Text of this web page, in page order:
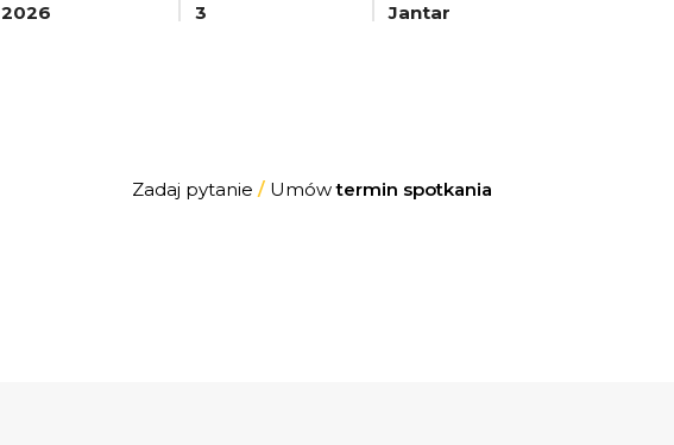
2026
3
Jantar
Zadaj pytanie / Umówtermin spotkania